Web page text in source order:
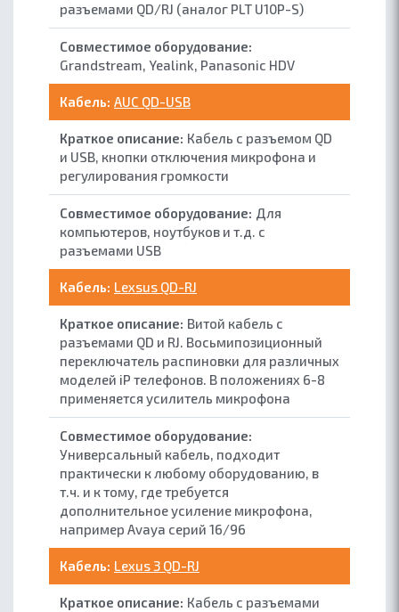
ОБ ACCUTONE
разъемами QD/RJ (аналог PLT U10P-S)
Grandstream, Yealink, Panasonic HDV
AUC QD-USB
Кабель с разъемом QD
и USB, кнопки отключения микрофона и
регулирования громкости
Для
компьютеров, ноутбуков и т.д. с
разъемами USB
Lexsus QD-RJ
Витой кабель с
разъемами QD и RJ. Восьмипозиционный
переключатель распиновки для различных
моделей iP телефонов. В положениях 6-8
применяется усилитель микрофона
Универсальный кабель, подходит
практически к любому оборудованию, в
т.ч. и к тому, где требуется
дополнительное усиление микрофона,
например Avaya серий 16/96
Lexus 3 QD-RJ
Кабель с разъемами